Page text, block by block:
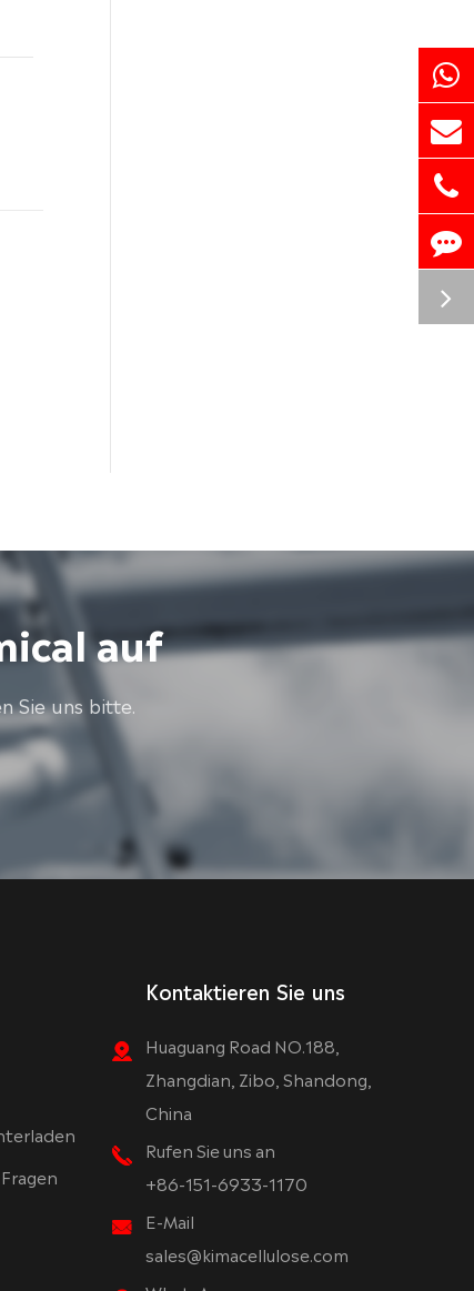
auf
Sie uns bitte.
Kontaktieren Sie uns
Huaguang Road NO.188,
Zhangdian, Zibo, Shandong,
China
Rufen Sie uns an
+86-151-6933-1170
E-Mail
sales@kimacellulose.com